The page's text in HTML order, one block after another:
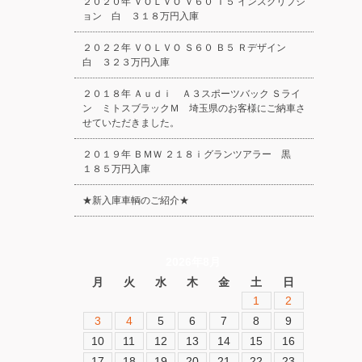
ョン 白 ３１８万円入庫
２０２２年 ＶＯＬＶＯ Ｓ６０ Ｂ５ Ｒデザイン
白 ３２３万円入庫
２０１８年 Ａｕｄｉ Ａ３スポーツバック Ｓライ
ン ミトスブラックＭ 埼玉県のお客様にご納車さ
せていただきました。
２０１９年 ＢＭＷ ２１８ｉグランツアラー 黒
１８５万円入庫
★新入庫車輌のご紹介★
月
火 水 木 金 土
日
1
2
3
4 5 6 7 8
9
10
11 12 13 14 15
16